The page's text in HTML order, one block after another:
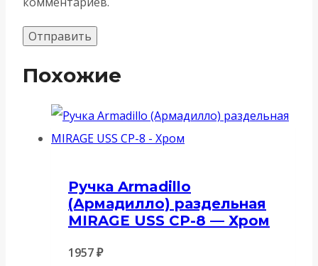
Похожие
Ручка Armadillo
(Армадилло) раздельная
MIRAGE USS CP-8 — Хром
1957₽